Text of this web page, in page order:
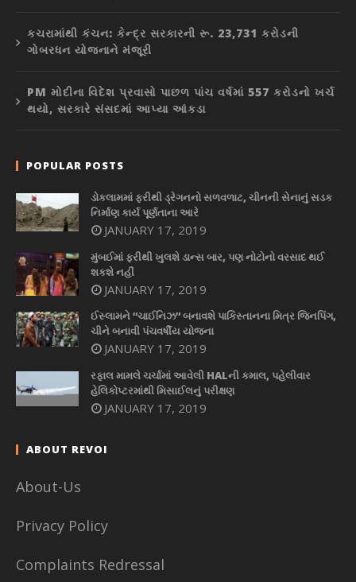
કચરામાંથી કંચન: કેન્દ્ર સરકારની રૂ. 23,731 કરોડની
ગોબરધન યોજનાને મંજૂરી
PM મોદીના વિદેશ પ્રવાસો પાછળ પાંચ વર્ષમાં 557 કરોડનો ખર્ચ
થયો, સરકારે સંસદમાં આપ્યા આંકડા
POPULAR POSTS
ડોકલામમાં ફરીથી ડ્રેગનનો સળવળાટ, ચીનની સેનાનું સડક
નિર્માણ કાર્ય પૂર્ણતાના આરે
JANUARY 17, 2019
મુંબઈમાં ફરીથી ખુલશે ડાન્સ બાર, પણ નોટોનો વરસાદ થઈ
શકશે નહીં
JANUARY 17, 2019
ઈસ્લામને “ચાઈનિઝ” બનાવશે પાકિસ્તાનના મિત્ર જિનપિંગ,
ચીને બનાવી પંચવર્ષીય યોજના
JANUARY 17, 2019
રફાલ મામલે ચર્ચામાં આવેલી HALની કમાલ, પહેલીવાર
હેલિકોપ્ટરમાંથી મિસાઈલનું પરીક્ષણ
JANUARY 17, 2019
ABOUT REVOI
About-Us
Privacy Policy
Complaints Redressal